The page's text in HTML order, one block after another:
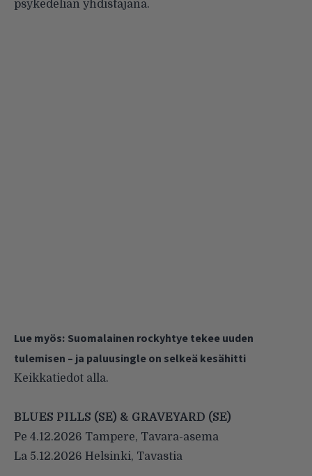
psykedelian yhdistäjänä.
Lue myös: Suomalainen rockyhtye tekee uuden
tulemisen – ja paluusingle on selkeä kesähitti
Keikkatiedot alla.
BLUES PILLS (SE) & GRAVEYARD (SE)
Pe 4.12.2026 Tampere, Tavara-asema
La 5.12.2026 Helsinki, Tavastia